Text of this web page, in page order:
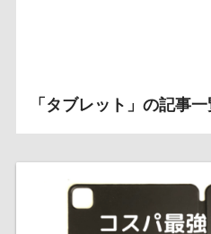
「タブレット」の記事